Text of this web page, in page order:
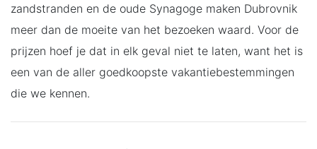
zandstranden en de oude Synagoge maken Dubrovnik
meer dan de moeite van het bezoeken waard. Voor de
prijzen hoef je dat in elk geval niet te laten, want het is
een van de aller goedkoopste vakantiebestemmingen
die we kennen.